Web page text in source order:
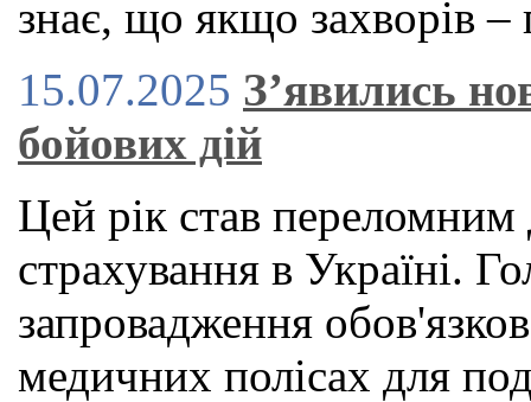
знає, що якщо захворів –
15.07.2025 З’явились
бойових дій
Цей рік став переломним
страхування в Україні.
запровадження
медичних полісах для